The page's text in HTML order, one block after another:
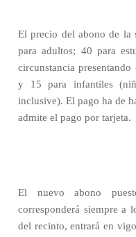
El precio del abono de la
para adultos; 40 para
circunstancia
y 15 para infantiles
inclusive). El pago ha de
admite el pago por tarjeta.
El nuevo abono
corresponderá siempre a
del recinto, entrará en